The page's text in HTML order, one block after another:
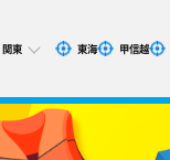
関東 東海 甲信越